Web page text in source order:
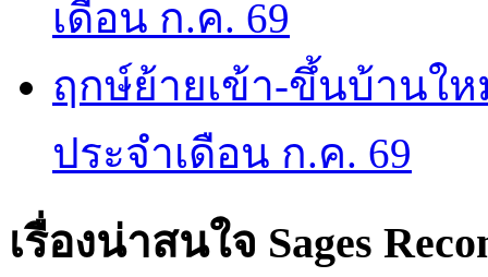
เดือน ก.ค. 69
ฤกษ์ย้ายเข้า-ขึ้นบ้านใ
ประจำเดือน ก.ค. 69
เรื่องน่าสนใจ Sages